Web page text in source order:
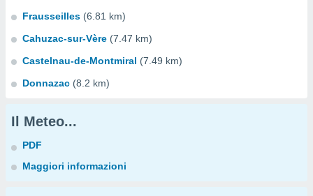
Frausseilles (6.81 km)
Cahuzac-sur-Vère (7.47 km)
Castelnau-de-Montmiral (7.49 km)
Donnazac (8.2 km)
Il Meteo...
PDF
Maggiori informazioni